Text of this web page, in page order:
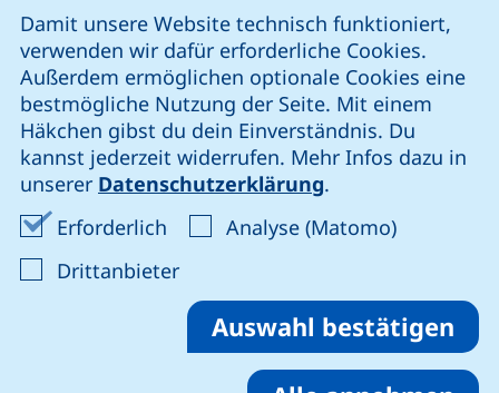
Damit unsere Website technisch funktioniert,
verwenden wir dafür erforderliche Cookies.
Außerdem ermöglichen optionale Cookies eine
bestmögliche Nutzung der Seite. Mit einem
Häkchen gibst du dein Einverständnis. Du
kannst jederzeit widerrufen. Mehr Infos dazu in
unserer Datenschutzerklärung.
Erforderlich Erforderliche Cookies akzeptieren
Analyse (Matomo)Analyse-
Drittanbieter: Cookies von Drittanbieter
Auswahl bestätigen
unsere Facebook-Seite (externer Link, öffnet neues
unsere LinkedIn-Seite (externer Link, öffnet
unsere Instagram-Seite (externer Link,
unsere YouTube-Seite (externer
Cookie-Einstellungen
Impressum
Datenschutz
Erklärung zur Barrierefreiheit